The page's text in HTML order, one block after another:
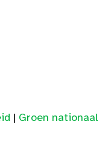
| Groen nationaal